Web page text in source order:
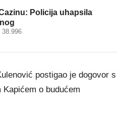
Policija uhapsila
postigao je dogovor s
o budućem